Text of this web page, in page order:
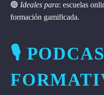
🟢 Ideales para: escuelas
formación gamificada.
🎙️